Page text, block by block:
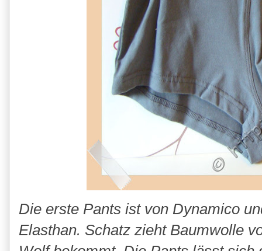
Die erste Pants ist von Dynamico
Elasthan. Schatz zieht Baumwolle